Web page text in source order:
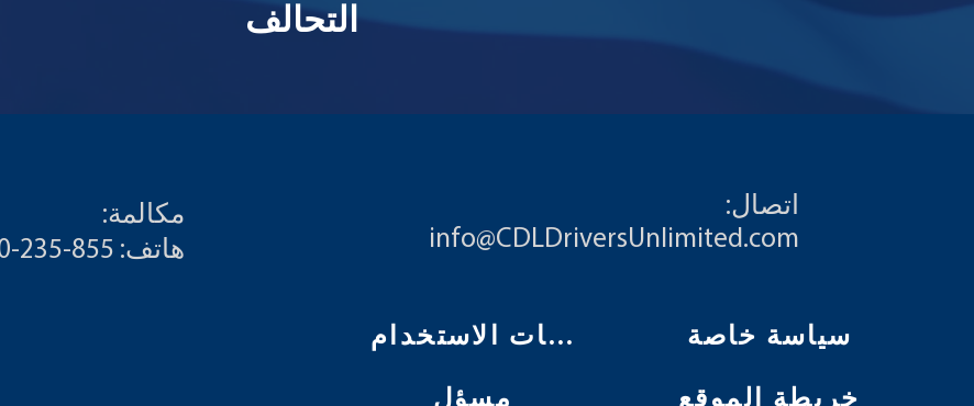
التحالف
مكالمة:
هاتف: 855-235-6500
اتصال:
info@CDLDriversUnlimited.com
تعليمات الاستخدام
مسؤل
سياسة خاصة
خريطة الموقع